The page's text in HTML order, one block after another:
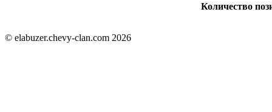
Количество
© elabuzer.chevy-clan.com 2026